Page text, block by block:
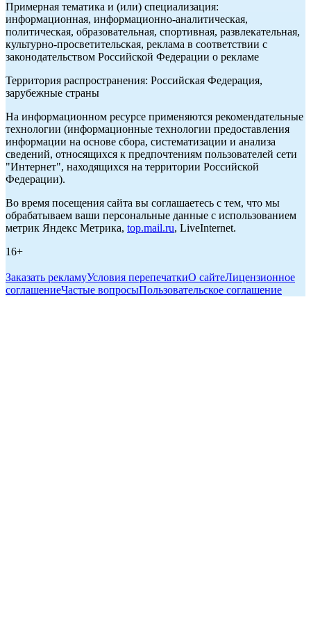
Примерная тематика и (или) специализация:
информационная, информационно-аналитическая,
политическая, образовательная, спортивная, развлекательная,
культурно-просветительская, реклама в соответствии с
законодательством Российской Федерации о рекламе
Территория распространения: Российская Федерация,
зарубежные страны
На информационном ресурсе применяются рекомендательные
технологии (информационные технологии предоставления
информации на основе сбора, систематизации и анализа
сведений, относящихся к предпочтениям пользователей сети
"Интернет", находящихся на территории Российской
Федерации).
Во время посещения сайта вы соглашаетесь с тем, что мы
обрабатываем ваши персональные данные с использованием
метрик Яндекс Метрика, top.mail.ru, LiveInternet.
16+
Заказать рекламуУсловия перепечаткиО сайтеЛицензионное
соглашениеЧастые вопросыПользовательское соглашение